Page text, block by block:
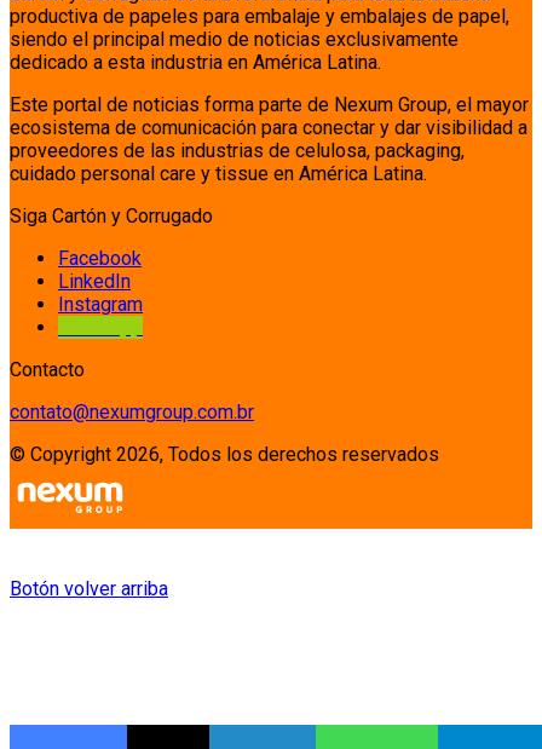
productiva de papeles para embalaje y embalajes de papel,
siendo el principal medio de noticias exclusivamente
dedicado a esta industria en América Latina.
Este portal de noticias forma parte de Nexum Group, el mayor
ecosistema de comunicación para conectar y dar visibilidad a
proveedores de las industrias de celulosa, packaging,
cuidado personal care y tissue en América Latina.
Siga Cartón y Corrugado
Facebook
LinkedIn
Instagram
Contacto
contato@nexumgroup.com.br
© Copyright 2026, Todos los derechos reservados
Botón volver arriba